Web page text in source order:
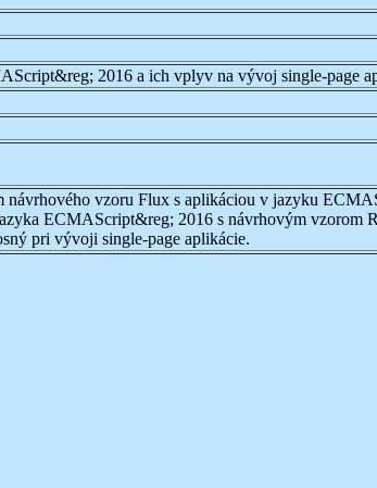
2016 a ich vplyv na vývoj single-page
vzoru Flux s aplikáciou v jazyku
ECMAScript&reg; 2016 s návrhovým vzorom
pri vývoji single-page aplikácie.